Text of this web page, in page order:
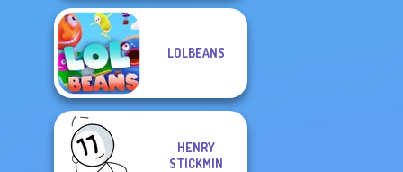
LOLBEANS
HENRY
STICKMIN